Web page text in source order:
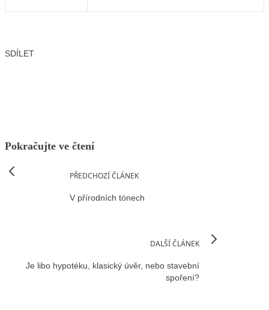
SDÍLET
Pokračujte ve čtení
PŘEDCHOZÍ ČLÁNEK
V přírodních tónech
DALŠÍ ČLÁNEK
Je libo hypotéku, klasický úvěr, nebo stavební
spoření?